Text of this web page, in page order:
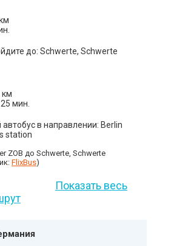
до: Schwerte, Schwerte
км
мин.
в направлении: Berlin
station
ZOB до Schwerte, Schwerte
FlixBus)
Показать весь